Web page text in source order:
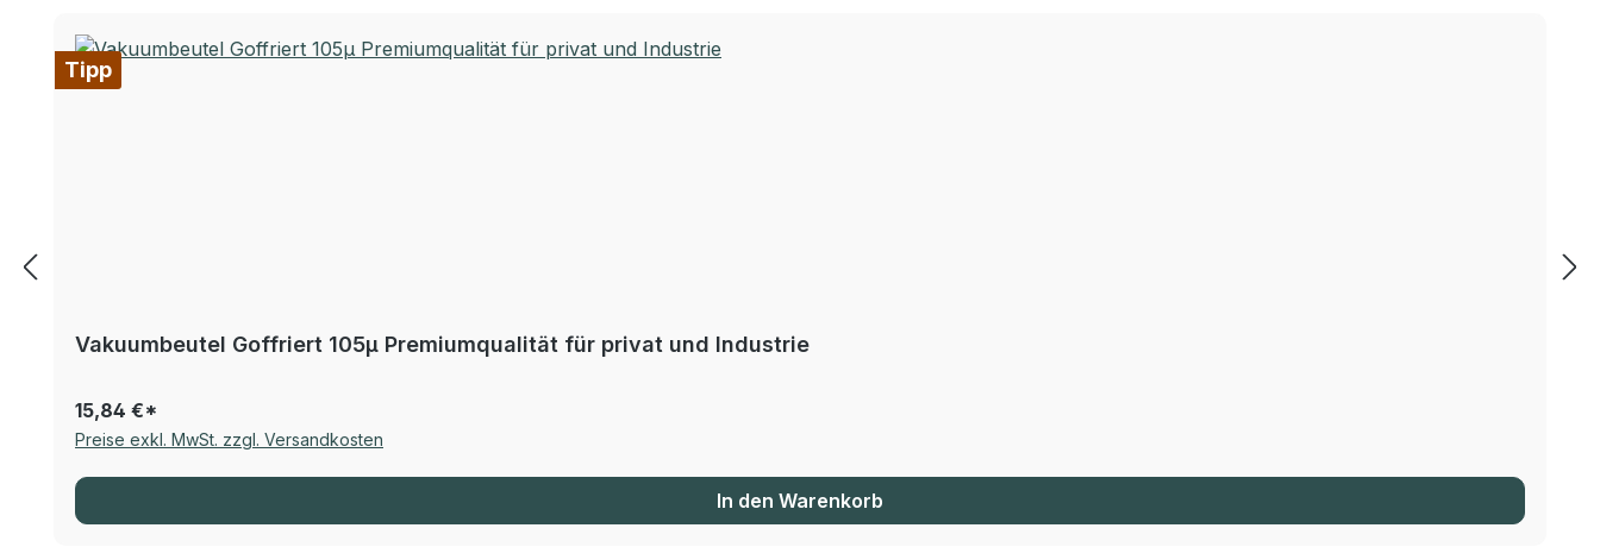
Tipp
Vakuumbeutel Goffriert 105µ Premiumqualität für privat und Industrie
15,84 €*
Preise exkl. MwSt. zzgl. Versandkosten
In den Warenkorb